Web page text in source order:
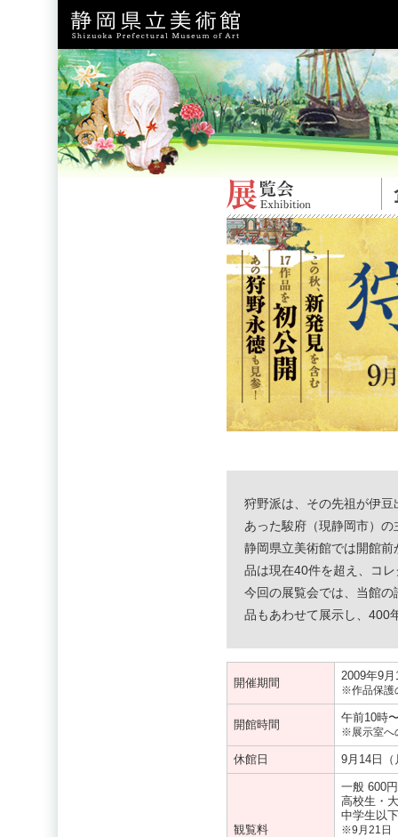
狩野派は、その先祖が伊
あった駿府（現静岡市）
静岡県立美術館では開館
品は現在40件を超え、コ
今回の展覧会では、当館
品もあわせて展示し、400
開催期間
2009年9
※作品保護
開館時間
午前10時
※展示室へ
休館日 9月14日（
観覧料
一般 600
高校生・
中学生以
※9月21日